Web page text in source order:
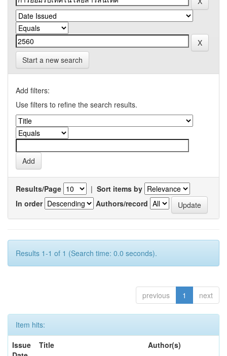
Start a new search
Add filters:
Use filters to refine the search results.
Results/Page | Sort items by
In order
Authors/record
Results 1-1 of 1 (Search time: 0.0 seconds).
previous 1 next
Item hits:
Issue
Title Author(s)